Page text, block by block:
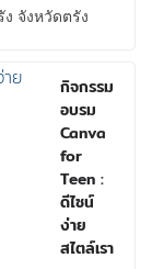
จังหวัดตรัง
กิจกรรม
อบรม
Canva
for
Teen :
ดีไซน์
ง่าย
สไตล์เรา